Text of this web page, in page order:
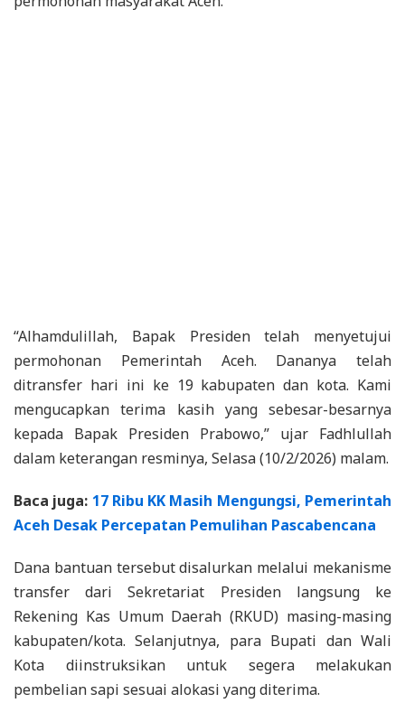
“Alhamdulillah, Bapak Presiden telah menyetujui
permohonan Pemerintah Aceh. Dananya telah
ditransfer hari ini ke 19 kabupaten dan kota. Kami
mengucapkan terima kasih yang sebesar-besarnya
kepada Bapak Presiden Prabowo,” ujar Fadhlullah
dalam keterangan resminya, Selasa (10/2/2026) malam.
Baca juga: 17 Ribu KK Masih Mengungsi, Pemerintah
Aceh Desak Percepatan Pemulihan Pascabencana
Dana bantuan tersebut disalurkan melalui mekanisme
transfer dari Sekretariat Presiden langsung ke
Rekening Kas Umum Daerah (RKUD) masing-masing
kabupaten/kota. Selanjutnya, para Bupati dan Wali
Kota diinstruksikan untuk segera melakukan
pembelian sapi sesuai alokasi yang diterima.